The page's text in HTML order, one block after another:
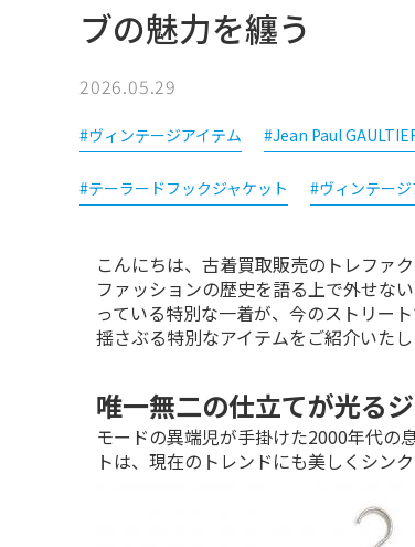
ブの魅力を纏う
2026.05.29
#ヴィンテージアイテム #Jean Paul
#テーラードフックジャケット #ヴィンテー
こんにちは、古着買取販売のトレファ
ファッションの歴史を語る上で外せな
っている特別な一着が、今のストリー
揺さぶる特別なアイテムをご紹介いたし
唯一無二の仕立てが光る
モードの異端児が手掛けた2000年代の
トは、現在のトレンドにも美しくシンク